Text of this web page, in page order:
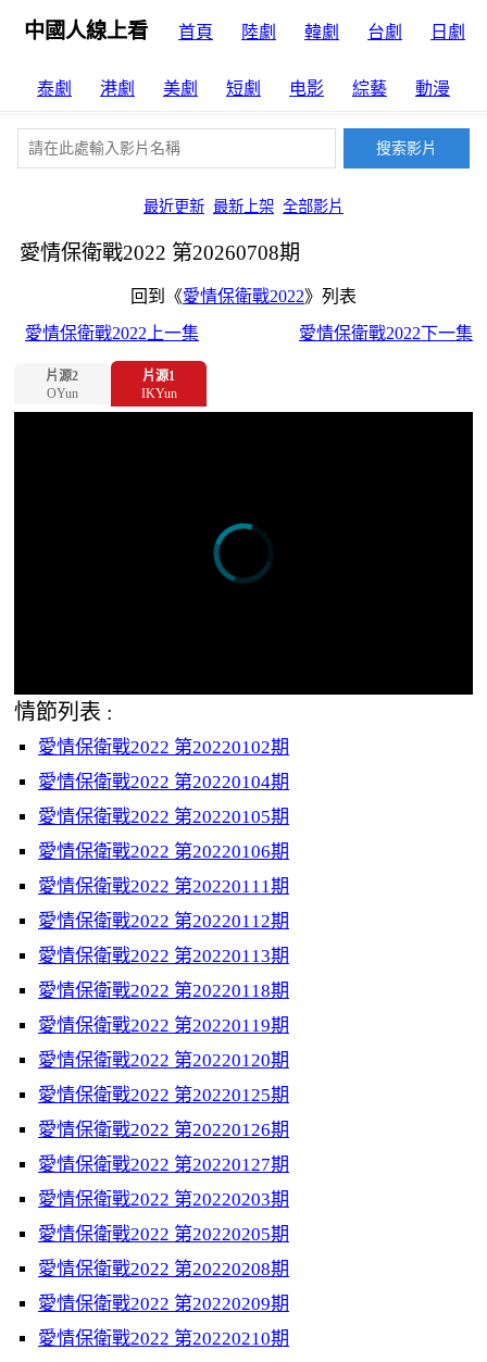
中國人線上看 首頁 陸劇 韓劇 台劇 日劇
泰劇 港劇 美劇 短劇 电影 綜藝 動漫
最近更新 最新上架 全部影片
愛情保衛戰2022 第20260708期
回到《愛情保衛戰2022》列表
愛情保衛戰2022上一集
愛情保衛戰2022下一集
片源2
OYun
片源1
IKYun
情節列表 :
愛情保衛戰2022 第20220102期
愛情保衛戰2022 第20220104期
愛情保衛戰2022 第20220105期
愛情保衛戰2022 第20220106期
愛情保衛戰2022 第20220111期
愛情保衛戰2022 第20220112期
愛情保衛戰2022 第20220113期
愛情保衛戰2022 第20220118期
愛情保衛戰2022 第20220119期
愛情保衛戰2022 第20220120期
愛情保衛戰2022 第20220125期
愛情保衛戰2022 第20220126期
愛情保衛戰2022 第20220127期
愛情保衛戰2022 第20220203期
愛情保衛戰2022 第20220205期
愛情保衛戰2022 第20220208期
愛情保衛戰2022 第20220209期
愛情保衛戰2022 第20220210期